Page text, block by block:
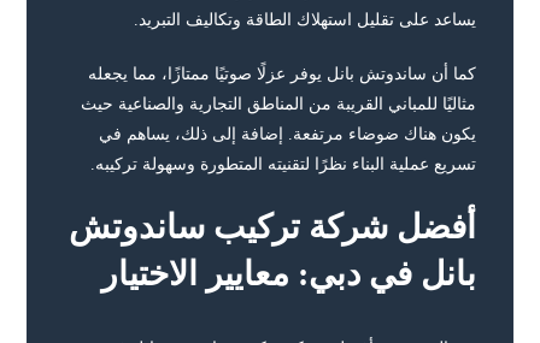
يساعد على تقليل استهلاك الطاقة وتكاليف التبريد.
كما أن ساندوتش بانل يوفر عزلًا صوتيًا ممتازًا، مما يجعله
مثاليًا للمباني القريبة من المناطق التجارية والصناعية حيث
يكون هناك ضوضاء مرتفعة. إضافة إلى ذلك، يساهم في
تسريع عملية البناء نظرًا لتقنيته المتطورة وسهولة تركيبه.
أفضل شركة تركيب ساندوتش
بانل في دبي: معايير الاختيار